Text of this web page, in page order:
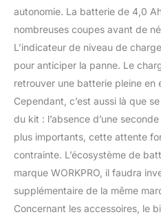
autonomie. La batterie de 4,0
nombreuses coupes avant de
L’indicateur de niveau de
pour anticiper la panne. Le
retrouver une batterie pleine en
Cependant, c’est aussi là que
du kit : l’absence d’une
plus importants, cette attente
contrainte. L’écosystème de
marque WORKPRO, il faudra
supplémentaire de la même
Concernant les accessoires, le